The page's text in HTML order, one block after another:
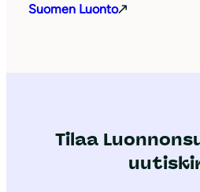
Suomen Luonto
Tilaa